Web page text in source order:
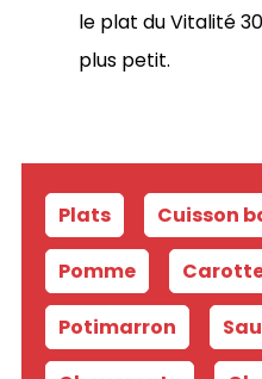
le plat du Vitalité
plus petit.
Plats Cuisson
Pomme
Potimarron